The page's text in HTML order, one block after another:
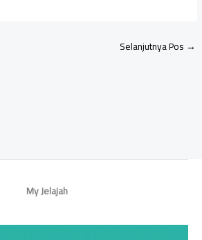
Selanjutnya Pos →
My Jelajah